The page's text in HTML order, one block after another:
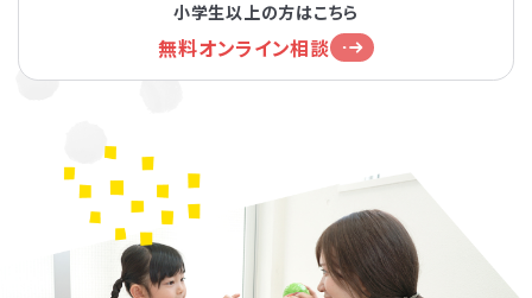
小学生以上の方はこちら
無料オンライン相談